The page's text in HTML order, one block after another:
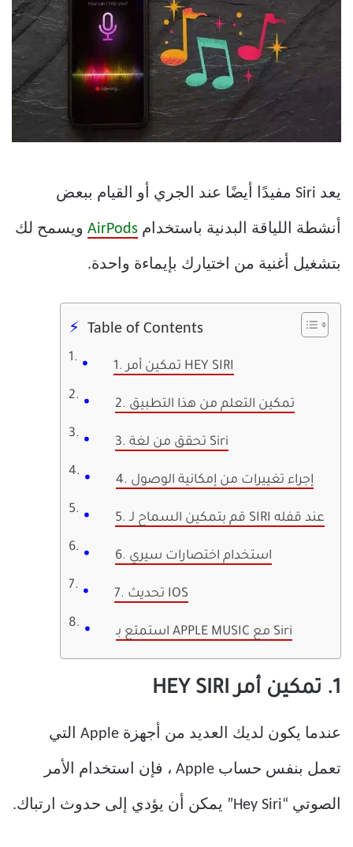
يعد Siri مفيدًا أيضًا عند الجري أو القيام ببعض
أنشطة اللياقة البدنية باستخدام AirPods ويسمح لك
بتشغيل أغنية من اختيارك بإيماءة واحدة.
Table of Contents
1. تمكين أمر HEY SIRI
2. تمكين التعلم من هذا التطبيق
3. تحقق من لغة Siri
4. إجراء تغييرات من إمكانية الوصول
5. قم بتمكين السماح لـ SIRI عند قفله
6. استخدام اختصارات سيري
7. تحديث IOS
استمتع بـ APPLE MUSIC مع Siri
1. تمكين أمر HEY SIRI
عندما يكون لديك العديد من أجهزة Apple التي
تعمل بنفس حساب Apple ، فإن استخدام الأمر
الصوتي “Hey Siri” يمكن أن يؤدي إلى حدوث ارتباك.